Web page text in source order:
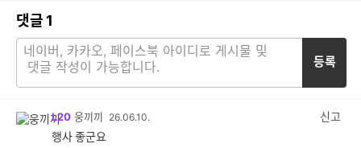
댓글 1
등록
L20 웅끼끼 26.06.10.
신고
행사 좋군요